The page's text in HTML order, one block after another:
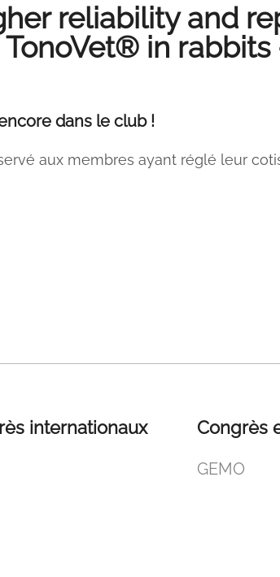
reliability and
in
dans le club !
aux membres ayant réglé leur
internationaux Congrès
GEMO